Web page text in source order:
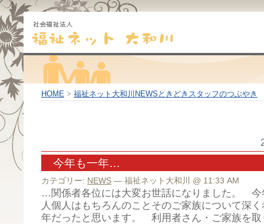
HOME > 福祉ネット大和川NEWSときどきスタッフのつぶやき
今年も一年…
カテゴリー: NEWS — 福祉ネット大和川 @ 11:33 AM
…関係者各位には大変お世話になりました。 今
人個人はもちろんのことそのご家族について深
年だったと思います。 利用者さん・ご家族を取